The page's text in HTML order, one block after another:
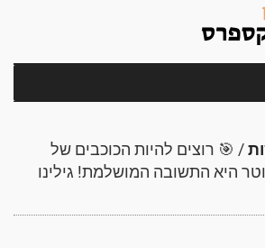
/ 🎯 רוצים להיות הכוכבים של
היא התשובה המושלמת! גילינו